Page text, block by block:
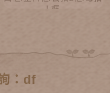
L框
：df